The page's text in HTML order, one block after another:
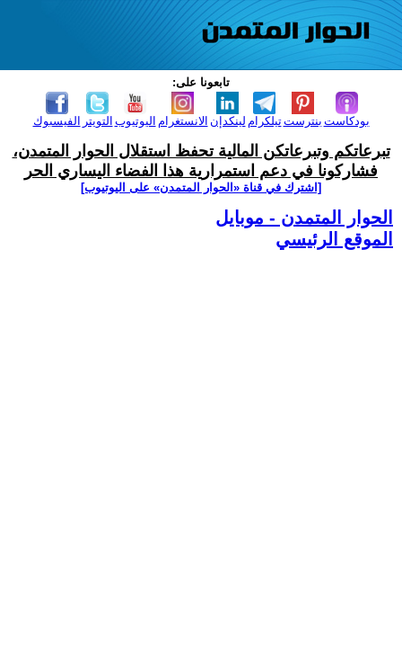
تابعونا على:
الفيسبوك التويتر اليوتيوب الانستغرام لينكدإن تيلكرامبنترست بودكاست
تبرعاتكم وتبرعاتكن المالية تحفظ استقلال الحوار المتمدن،
فشاركونا في دعم استمرارية هذا الفضاء اليساري الحر
[اشترك في قناة ‫«الحوار المتمدن» على اليوتيوب]
الحوار المتمدن - موبايل
الموقع الرئيسي